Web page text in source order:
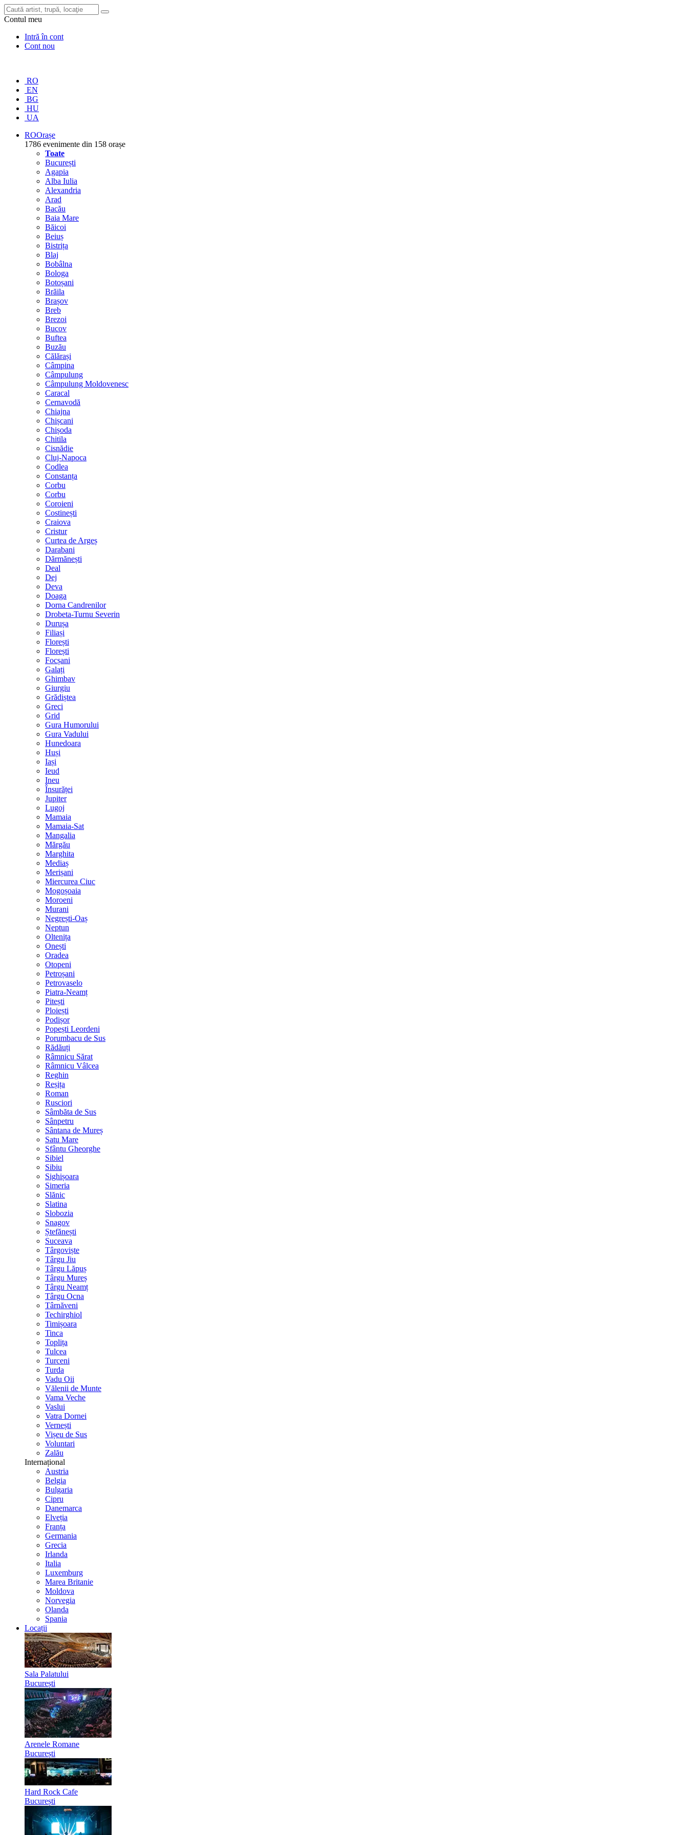
Contul meu
Intră în cont
Cont nou
RO
EN
BG
HU
UA
ROOrașe
1786 evenimente din 158 orașe
Toate
București
Agapia
Alba Iulia
Alexandria
Arad
Bacău
Baia Mare
Băicoi
Beiuș
Bistrița
Blaj
Bobâlna
Bologa
Botoșani
Brăila
Brașov
Breb
Brezoi
Bucov
Buftea
Buzău
Călărași
Câmpina
Câmpulung
Câmpulung Moldovenesc
Caracal
Cernavodă
Chiajna
Chișcani
Chișoda
Chitila
Cisnădie
Cluj-Napoca
Codlea
Constanța
Corbu
Corbu
Coroieni
Costinești
Craiova
Cristur
Curtea de Argeș
Darabani
Dărmănești
Deal
Dej
Deva
Doaga
Dorna Candrenilor
Drobeta-Turnu Severin
Durușa
Filiași
Florești
Florești
Focșani
Galați
Ghimbav
Giurgiu
Grădiștea
Greci
Grid
Gura Humorului
Gura Vadului
Hunedoara
Huși
Iași
Ieud
Ineu
Însurăței
Jupiter
Lugoj
Mamaia
Mamaia-Sat
Mangalia
Mărgău
Marghita
Mediaș
Merișani
Miercurea Ciuc
Mogoșoaia
Moroeni
Murani
Negrești-Oaș
Neptun
Oltenița
Onești
Oradea
Otopeni
Petroșani
Petrovaselo
Piatra-Neamț
Pitești
Ploiești
Podișor
Popești Leordeni
Porumbacu de Sus
Rădăuți
Râmnicu Sărat
Râmnicu Vâlcea
Reghin
Reșița
Roman
Rusciori
Sâmbăta de Sus
Sânpetru
Sântana de Mureș
Satu Mare
Sfântu Gheorghe
Sibiel
Sibiu
Sighișoara
Simeria
Slănic
Slatina
Slobozia
Snagov
Ștefănești
Suceava
Târgoviște
Târgu Jiu
Târgu Lăpuș
Târgu Mureș
Târgu Neamț
Târgu Ocna
Târnăveni
Techirghiol
Timișoara
Tinca
Toplița
Tulcea
Turceni
Turda
Vadu Oii
Vălenii de Munte
Vama Veche
Vaslui
Vatra Dornei
Vernești
Vișeu de Sus
Voluntari
Zalău
Internațional
Austria
Belgia
Bulgaria
Cipru
Danemarca
Elveția
Franța
Germania
Grecia
Irlanda
Italia
Luxemburg
Marea Britanie
Moldova
Norvegia
Olanda
Spania
Locații
Sala Palatului
București
Arenele Romane
București
Hard Rock Cafe
București